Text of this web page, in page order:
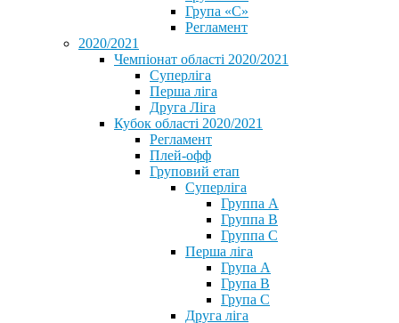
Група «C»
Регламент
2020/2021
Чемпіонат області 2020/2021
Суперліга
Перша ліга
Друга Ліга
Кубок області 2020/2021
Регламент
Плей-офф
Груповий етап
Суперліга
Группа A
Группа B
Группа C
Перша ліга
Група A
Група B
Група C
Друга ліга